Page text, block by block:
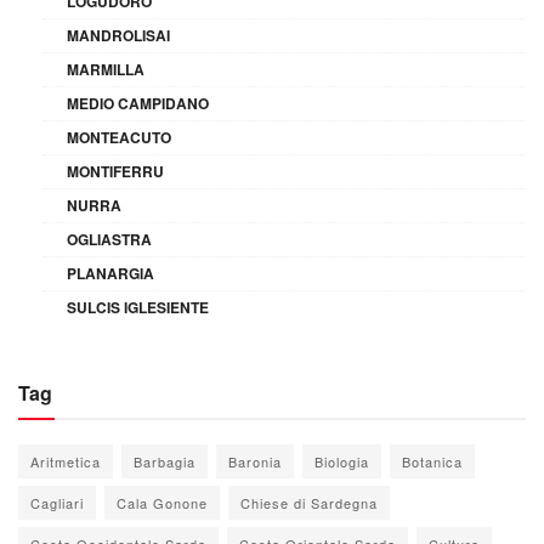
MANDROLISAI
MARMILLA
MEDIO CAMPIDANO
MONTEACUTO
MONTIFERRU
NURRA
OGLIASTRA
PLANARGIA
SULCIS IGLESIENTE
Tag
Aritmetica Barbagia Baronia Biologia Botanica
Cagliari Cala Gonone Chiese di Sardegna